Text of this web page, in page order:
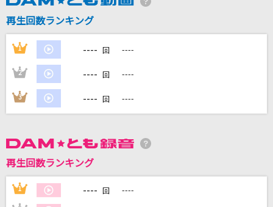
AIR MAIL from NAGASAKI
カラオケ最新情報をチェック！
再生回数ランキング
1 ---- 回 ----
2 ---- 回 ----
3 ---- 回 ----
再生回数ランキング
1 ---- 回 ----